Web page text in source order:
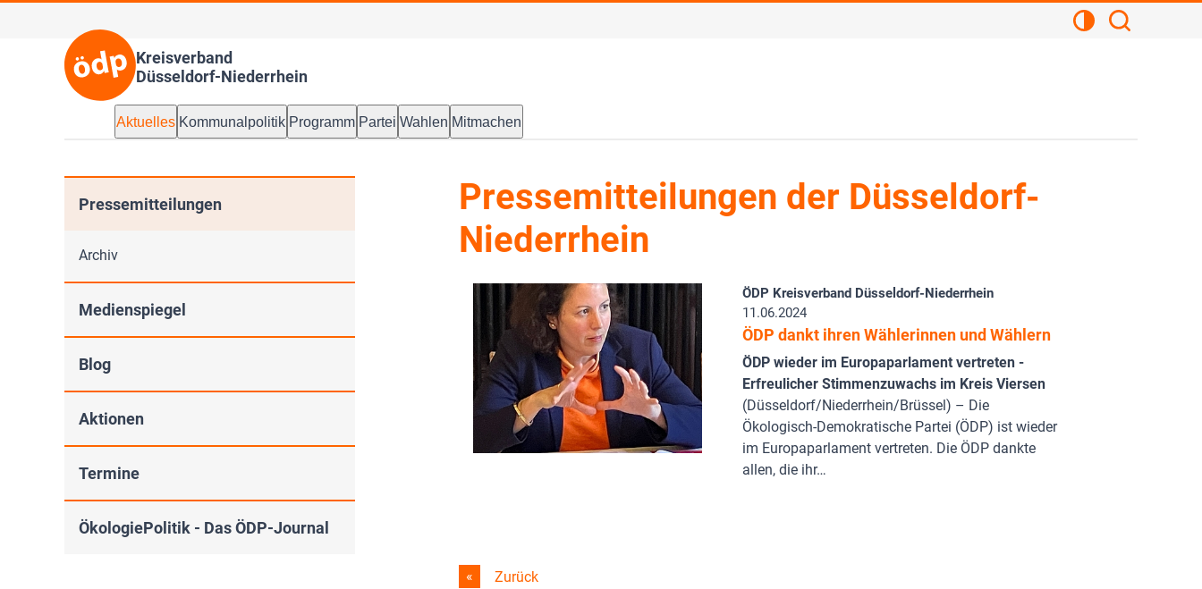
Kreisverband
Düsseldorf-Niederrhein
Kontrastansicht
Aktuelles Kommunalpolitik Programm Partei Wahlen Mitmachen
Pressemitteilungen der Düsseldorf-
Niederrhein
ÖDP Kreisverband Düsseldorf-Niederrhein
11.06.2024
ÖDP dankt ihren Wählerinnen und Wählern
ÖDP wieder im Europaparlament vertreten -
Erfreulicher Stimmenzuwachs im Kreis Viersen
(Düsseldorf/Niederrhein/Brüssel) – Die
Ökologisch-Demokratische Partei (ÖDP) ist wieder
im Europaparlament vertreten. Die ÖDP dankte
allen, die ihr…
Zurück
Pressemitteilungen
Archiv
Medienspiegel
Blog
Aktionen
Termine
ÖkologiePolitik - Das ÖDP-Journal